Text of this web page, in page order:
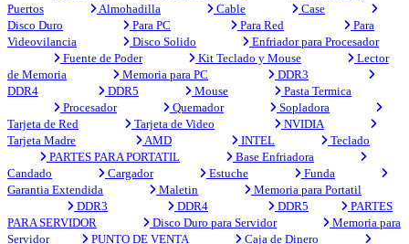
Puertos
Almohadilla Cable
Case
Disco Duro
Para PC Para Red
Para
Videovilancia
Disco Solido
Enfriador para Procesador
Fuente de Poder
Kit Teclado y Mouse
Lector
de Memoria
Memoria para PC
DDR3
DDR4
DDR5 Mouse
Pasta Termica
Procesador
Quemador
Sopladora
Tarjeta de Red
Tarjeta de Video
NVIDIA
Tarjeta Madre
AMD INTEL
Teclado
PARTES PARA PORTATIL
Base Enfriadora
Candado
Cargador Estuche
Funda
Garantia Extendida
Maletin
Memoria para Portatil
DDR3
DDR4 DDR5
PARTES
PARA SERVIDOR
Disco Duro para Servidor
Memoria para
Servidor
PUNTO DE VENTA Caja de Dinero